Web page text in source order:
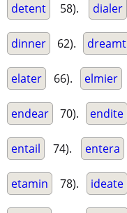
detent 58). dialer
dinner 62). dreamt
elater 66). elmier
endear 70). endite
entail 74). entera
etamin 78). ideate